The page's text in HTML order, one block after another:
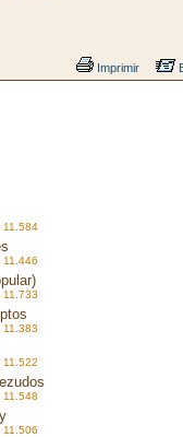
Imprimir